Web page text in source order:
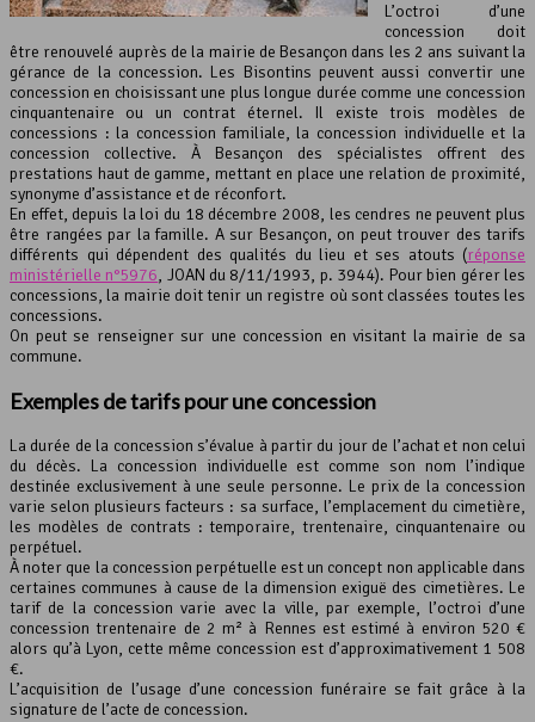
L’octroi d’une
concession doit
être renouvelé auprès de la mairie de Besançon dans les 2 ans suivant la
gérance de la concession. Les Bisontins peuvent aussi convertir une
concession en choisissant une plus longue durée comme une concession
cinquantenaire ou un contrat éternel. Il existe trois modèles de
concessions : la concession familiale, la concession individuelle et la
concession collective. À Besançon des spécialistes offrent des
prestations haut de gamme, mettant en place une relation de proximité,
synonyme d’assistance et de réconfort.
En effet, depuis la loi du 18 décembre 2008, les cendres ne peuvent plus
être rangées par la famille. A sur Besançon, on peut trouver des tarifs
différents qui dépendent des qualités du lieu et ses atouts (réponse
ministérielle n°5976, JOAN du 8/11/1993, p. 3944). Pour bien gérer les
concessions, la mairie doit tenir un registre où sont classées toutes les
concessions.
On peut se renseigner sur une concession en visitant la mairie de sa
commune.
Exemples de tarifs pour une concession
La durée de la concession s’évalue à partir du jour de l’achat et non celui
du décès. La concession individuelle est comme son nom l’indique
destinée exclusivement à une seule personne. Le prix de la concession
varie selon plusieurs facteurs : sa surface, l’emplacement du cimetière,
les modèles de contrats : temporaire, trentenaire, cinquantenaire ou
perpétuel.
À noter que la concession perpétuelle est un concept non applicable dans
certaines communes à cause de la dimension exiguë des cimetières. Le
tarif de la concession varie avec la ville, par exemple, l’octroi d’une
concession trentenaire de 2 m² à Rennes est estimé à environ 520 €
alors qu’à Lyon, cette même concession est d’approximativement 1 508
€.
L’acquisition de l’usage d’une concession funéraire se fait grâce à la
signature de l’acte de concession.